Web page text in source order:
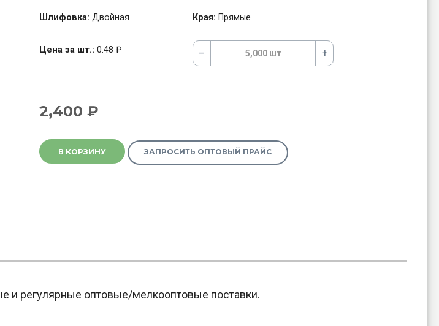
Шлифовка: Двойная Края: Прямые
Цена за шт.: 0.48 ₽ 5,000 шт
– +
2,400 ₽
В КОРЗИНУ ЗАПРОСИТЬ ОПТОВЫЙ ПРАЙС
и регулярные оптовые/мелкооптовые поставки.